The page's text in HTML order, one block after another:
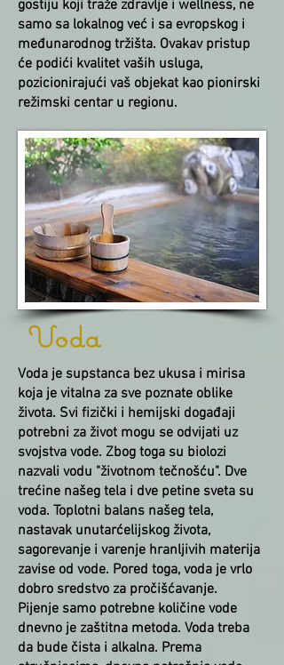
gostiju koji traže zdravlje i wellness, ne
samo sa lokalnog već i sa evropskog i
međunarodnog tržišta. Ovakav pristup
će podići kvalitet vaših usluga,
pozicionirajući vaš objekat kao pionirski
režimski centar u regionu.
Voda
Voda je supstanca bez ukusa i mirisa
koja je vitalna za sve poznate oblike
života. Svi fizički i hemijski događaji
potrebni za život mogu se odvijati uz
svojstva vode. Zbog toga su biolozi
nazvali vodu "životnom tečnošću". Dve
trećine našeg tela i dve petine sveta su
voda. Toplotni balans našeg tela,
nastavak unutarćelijskog života,
sagorevanje i varenje hranljivih materija
zavise od vode. Pored toga, voda je vrlo
dobro sredstvo za pročišćavanje.
Pijenje samo potrebne količine vode
dnevno je zaštitna metoda. Voda treba
da bude čista i alkalna. Prema